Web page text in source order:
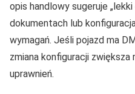
opis handlowy sugeruje
dokumentach lub
wymagań. Jeśli pojazd ma
zmiana konfiguracji
uprawnień.